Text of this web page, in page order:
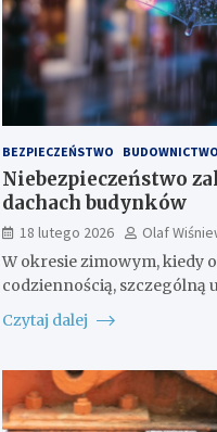
BEZPIECZEŃSTWO BUDOWNICTWO
Niebezpieczeństwo
dachach budynków
18 lutego 2026
Olaf
W okresie zimowym, kiedy
codziennością, szczególną
Czytaj dalej